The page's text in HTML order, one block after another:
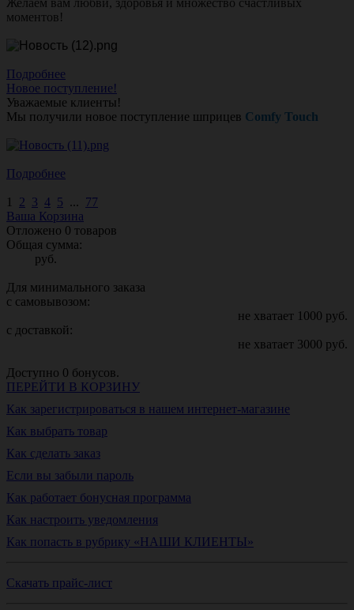
Желаем вам любви, здоровья и множество счастливых
моментов!
Подробнее
Новое поступление!
Уважаемые клиенты!
Мы получили новое поступление шприцев Comfy Touch
Подробнее
1 2 3 4 5 ... 77
Ваша Корзина
Отложено 0 товаров
Общая сумма:
руб.
Для минимального заказа
с самовывозом:
не хватает 1000 руб.
с доставкой:
не хватает 3000 руб.
Доступно 0 бонусов.
ПЕРЕЙТИ В КОРЗИНУ
Как зарегистрироваться в нашем интернет-магазине
Как выбрать товар
Как сделать заказ
Если вы забыли пароль
Как работает бонусная программа
Как настроить уведомления
Как попасть в рубрику «НАШИ КЛИЕНТЫ»
Скачать прайс-лист